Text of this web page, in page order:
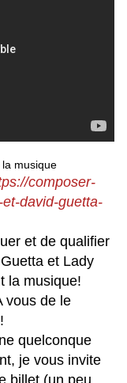
musique
composer-
david-guetta-
et de qualifier
et Lady
la musique!
vous de le
quelconque
je vous invite